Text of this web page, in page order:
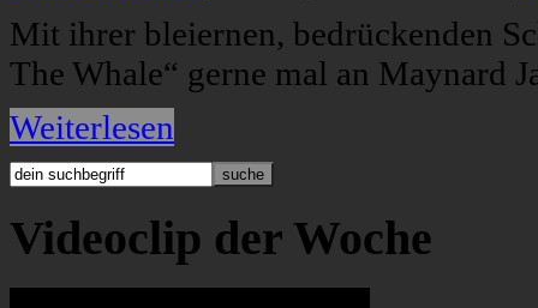
Mit ihrer bleiernen, bedrückenden
The Whale“ gerne mal an Maynard
Weiterlesen
Videoclip der Woche